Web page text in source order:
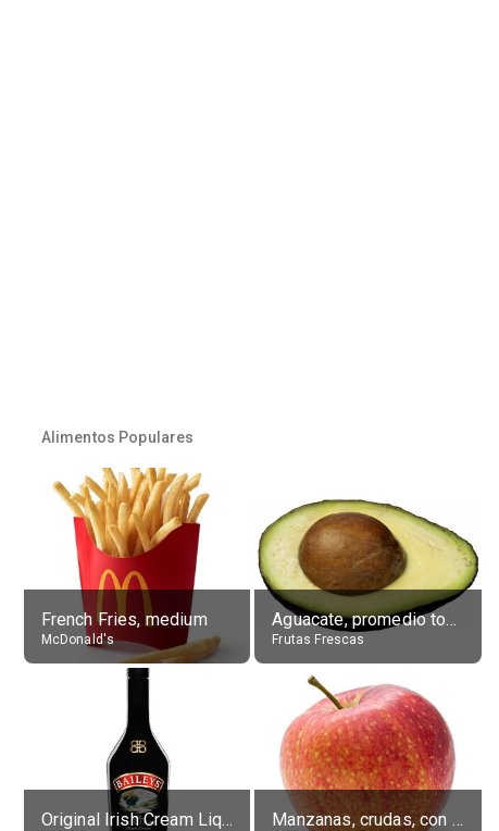
Alimentos Populares
French Fries, medium
McDonald's
Aguacate, promedio todos variedades, crudo
Frutas Frescas
Original Irish Cream Liqueur (17% alc.) Manzanas, crudas, con piel